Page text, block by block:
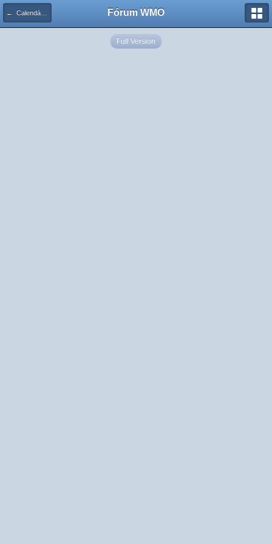
← Calendário de Eventos Fórum WMO
Full Version